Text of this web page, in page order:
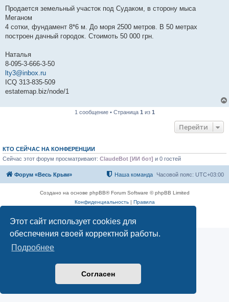
Этот сайт использует cookies для
обеспечения своей корректной работы.
Подробнее
Согласен
о
щ
е
и
Продается земельный участок под Судаком, в сторону мыса
Меганом
4 сотки, фундамент 8*6 м. До моря 2500 метров. В 50 метрах
построен дачный городок. Стоимоть 50 000 грн.
Наталья
8-095-3-666-3-50
lty3@inbox.ru
ICQ 313-835-509
estatemap.biz/node/1
1 сообщение • Страница 1 из 1
Перейти
КТО СЕЙЧАС НА КОНФЕРЕНЦИИ
Сейчас этот форум просматривают: ClaudeBot [ИИ бот] и 0 гостей
Форум «Весь Крым» Часовой пояс: UTC+03:00
Наша команда
Создано на основе phpBB® Forum Software © phpBB Limited
Конфиденциальность| Правила